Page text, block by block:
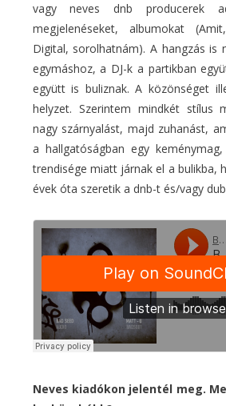
vagy neves dnb producerek
megjelenéseket, albumokat
Digital, sorolhatnám). A hangzás is
egymáshoz, a DJ-k a partikban
együtt is buliznak. A közönséget
helyzet. Szerintem mindkét stílus
nagy szárnyalást, majd zuhanást,
a hallgatóságban egy
trendisége miatt járnak el a bulikba,
évek óta szeretik a dnb-t és/vagy
Neves kiadókon jelentél meg.